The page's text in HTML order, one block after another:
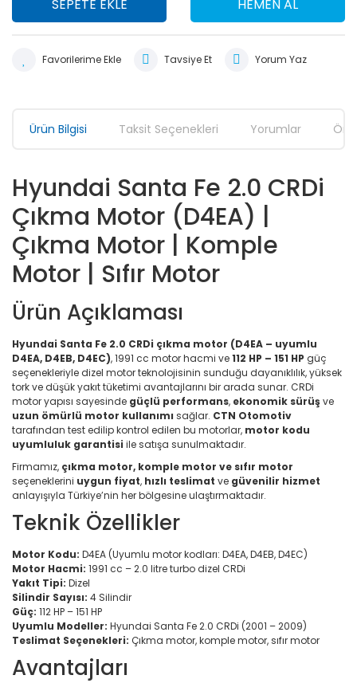
SEPETE EKLE HEMEN AL
Tavsiye Et Yorum Yaz
Ürün Bilgisi Taksit Seçenekleri Yorumlar
Hyundai Santa Fe 2.0 CRDi
Çıkma Motor (D4EA) |
Çıkma Motor | Komple
Motor | Sıfır Motor
Ürün Açıklaması
Hyundai Santa Fe 2.0 CRDi çıkma motor (D4EA – uyumlu
D4EA, D4EB, D4EC), 1991 cc motor hacmi ve112 HP – 151 HP güç
seçenekleriyle dizel motor teknolojisinin sunduğu dayanıklılık, yüksek
tork ve düşük yakıt tüketimi avantajlarını bir arada sunar. CRDi
motor yapısı sayesinde güçlü performans, ekonomik sürüş ve
uzun ömürlü motor kullanımı sağlar. CTN Otomotiv
tarafından test edilip kontrol edilen bu motorlar, motor kodu
uyumluluk garantisi ile satışa sunulmaktadır.
Firmamız, çıkma motor, komple motor ve sıfır motor
seçeneklerini uygun fiyat, hızlı teslimat ve güvenilir hizmet
anlayışıyla Türkiye’nin her bölgesine ulaştırmaktadır.
Teknik Özellikler
Motor Kodu: D4EA (Uyumlu motor kodları: D4EA, D4EB, D4EC)
Motor Hacmi: 1991 cc – 2.0 litre turbo dizel CRDi
Yakıt Tipi: Dizel
Silindir Sayısı: 4 Silindir
Güç: 112 HP – 151 HP
Uyumlu Modeller: Hyundai Santa Fe 2.0 CRDi (2001 – 2009)
Teslimat Seçenekleri: Çıkma motor, komple motor, sıfır motor
Avantajları